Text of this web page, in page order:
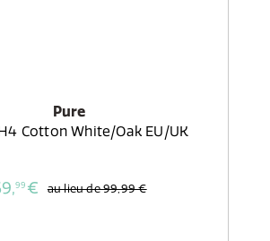
Pure
Cotton White/Oak EU/UK
99 € au lieu de99,99 €